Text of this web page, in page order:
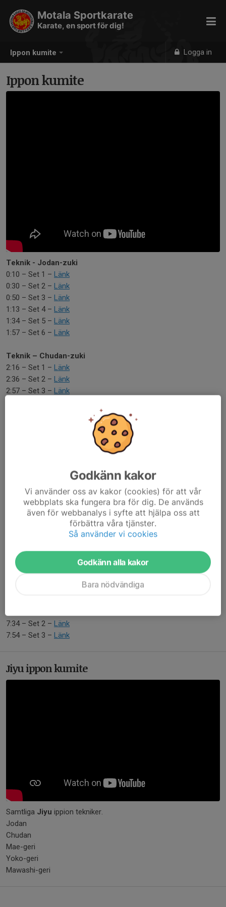
Ippon kumite Logga in
Motala Sportkarate
Karate, en sport för dig!
Ippon kumite
Teknik - Jodan-zuki
0:10 – Set 1 – Länk
0:30 – Set 2 – Länk
0:50 – Set 3 – Länk
1:13 – Set 4 – Länk
1:34 – Set 5 – Länk
1:57 – Set 6 – Länk
Teknik – Chudan-zuki
2:16 – Set 1 – Länk
2:36 – Set 2 – Länk
2:57 – Set 3 – Länk
5:16 – Set 4 –Länk
5:37 – Set 5 –Länk
5:55 – Set 6 – Länk
6:17 – Set 1 –Länk
6:37 – Set 2 –
7:34 – Set 2 – Länk
7:54 – Set 3 – Länk
Jiyu ippon kumite
Samtliga Jiyu ippion tekniker.
Jodan
Chudan
Mae-geri
Yoko-geri
Mawashi-geri
Godkänn kakor
Vi använder oss av kakor (cookies) för att vår
webbplats ska fungera bra för dig. De används
även för webbanalys i syfte att hjälpa oss att
förbättra våra tjänster.
Så använder vi cookies
Godkänn alla kakor
Bara nödvändiga